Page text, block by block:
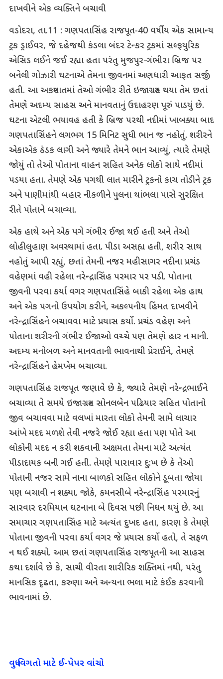
દાખવીને એક વ્યક્તિને બચાવી
વડોદરા, તા.11 : ગણપતાસિંહ રાજપૂત-40 વર્ષીય એક સામાન્ય
ટ્રક ડ્રાઈવર, જે દહેજથી કંડલા બંદર ટેન્કર ટ્રકમાં સલ્ફયુરિક
એસિડ લઈને જઈ રહ્યા હતા પરંતુ મુજપુર-ગંભીરા બ્રિજ પર
બનેલી ગોઝારી ઘટનાએ તેમના જીવનમાં અણધારી આફત સર્જી
હતી. આ અકસ્માતમાં તેઓ ગંભીર રીતે ઇજાગ્રસ્ત થયા તેમ છતાં
તેમણે અદમ્ય સાહસ અને માનવતાનું ઉદાહરણ પૂરું પાડયું છે.
ઘટના એટલી ભયાવહ હતી કે બ્રિજ પરથી નદીમાં ખાબક્યા બાદ
ગણપતાસિંહને લગભગ 15 મિનિટ સુધી ભાન જ નહોતું. શરીરને
એકાએક ઠંડક લાગી અને જ્યારે તેમને ભાન આવ્યું, ત્યારે તેમણે
જોયું તો તેઓ પોતાના વાહન સહિત અનેક લોકો સાથે નદીમાં
પડયા હતા. તેમણે એક પગથી લાત મારીને ટ્રકનો કાચ તોડીને ટ્રક
અને પાણીમાંથી બહાર નીકળીને પુલના થાંભલા પાસે સુરક્ષિત
રીતે પોતાને બચાવ્યા.
એક હાથે અને એક પગે ગંભીર ઈજા થઈ હતી અને તેઓ
લોહીલુહાણ અવસ્થામાં હતા. પીડા અસહ્ય હતી, શરીર સાથ
નહોતું આપી રહ્યું, છતાં તેમની નજર મહીસાગર નદીના પ્રચંડ
વહેણમાં વહી રહેલા નરેન્દ્રાસિંહ પરમાર પર પડી. પોતાના
જીવની પરવા કર્યા વગર ગણપતાસિંહે બાકી રહેલા એક હાથ
અને એક પગનો ઉપયોગ કરીને, અકલ્પનીય હિંમત દાખવીને
નરેન્દ્રાસિંહને બચાવવા માટે પ્રયાસ કર્યો. પ્રચંડ વહેણ અને
પોતાના શરીરની ગંભીર ઈજાઓ વચ્ચે પણ તેમણે હાર ન માની.
અદમ્ય મનોબળ અને માનવતાની ભાવનાથી પ્રેરાઈને, તેમણે
નરેન્દ્રાસિંહને હેમખેમ બચાવ્યા.
ગણપતાસિંહ રાજપૂત જણાવે છે કે, જ્યારે તેમણે નરેન્દ્રભાઈને
બચાવ્યા તે સમયે ઇજાગ્રસ્ત સોનલબેન પઢિયાર સહિત પોતાનો
જીવ બચાવવા માટે વલખાં મારતા લોકો તેમની સામે લાચાર
આંખે મદદ મળશે તેવી નજરે જોઈ રહ્યા હતા પણ પોતે આ
લોકોની મદદ ન કરી શકવાની અક્ષમતા તેમના માટે અત્યંત
પીડાદાયક બની ગઈ હતી. તેમણે પારાવાર દુ:ખ છે કે તેઓ
પોતાની નજર સામે નાના બાળકો સહિત લોકોને ડૂબતા જોયા
પણ બચાવી ન શક્યા. જોકે, કમનસીબે નરેન્દ્રાસિંહ પરમારનું
સારવાર દરમિયાન ઘટનાના બે દિવસ પછી નિધન થયું છે. આ
સમાચાર ગણપતાસિંહ માટે અત્યંત દુખદ હતા, કારણ કે તેમણે
પોતાના જીવની પરવા કર્યા વગર જે પ્રયાસ કર્યો હતો, તે સફળ
ન થઈ શક્યો. આમ છતાં ગણપતાસિંહ રાજપૂતની આ સાહસ
કથા દર્શાવે છે કે, સાચી વીરતા શારીરિક શક્તિમાં નથી, પરંતુ
માનસિક દૃઢતા, કરુણા અને અન્યના ભલા માટે કંઈક કરવાની
ભાવનામાં છે.
વધુ વિગતો માટે ઈ-પેપર વાંચો